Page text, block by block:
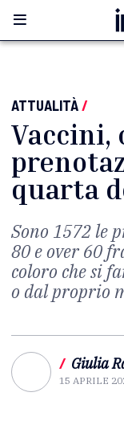
ATTUALITÀ/
Vaccini,
quarta
Sono 1572 le
80 e over 60
coloro che si
o dal proprio
/ Giulia
15 APRILE